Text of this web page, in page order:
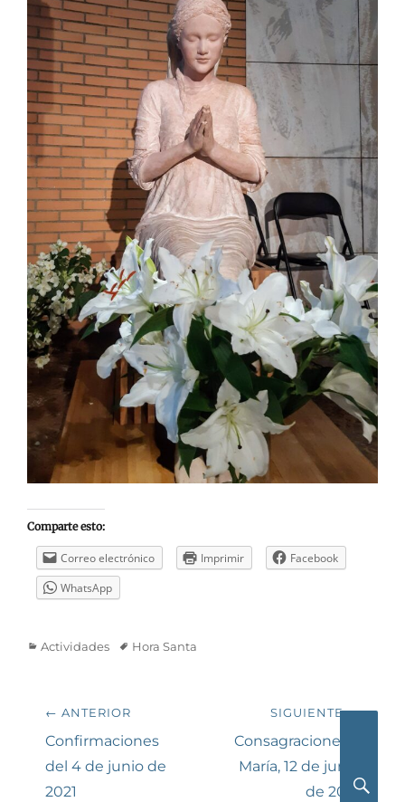
Comparte esto:
Correo electrónico Imprimir
Facebook
WhatsApp
Categorías
Actividades Etiquetas
Hora Santa
Navegación
de
entradas
← ANTERIOR
Entrada
anterior:
Confirmaciones
del 4 de junio de
2021
SIGUIENTE →
Siguiente
entrada:
Consagraciones a
María, 12 de junio
de 2021